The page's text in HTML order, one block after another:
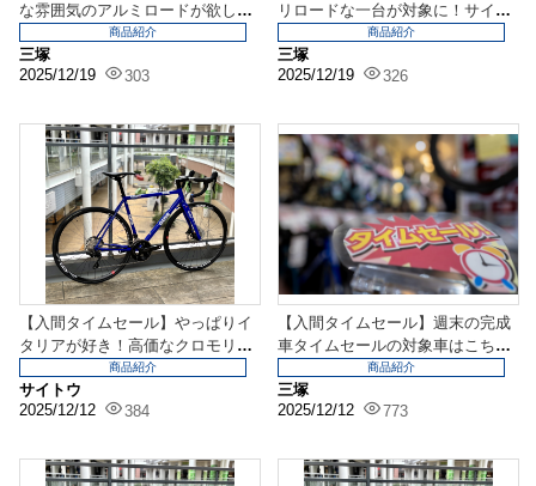
な雰囲気のアルミロードが欲しい
方は是非！黒か青か迷...
三塚
2025/12/19
303
商品紹介
リロードな一台が対象に！サイズ
が合えばお買い得...
三塚
2025/12/19
326
商品紹介
【入間タイムセール】やっぱりイ
タリアが好き！高価なクロモリデ
ィスクが特価‼
サイトウ
2025/12/12
384
商品紹介
【入間タイムセール】週末の完成
車タイムセールの対象車はこち
ら！12/13～12/...
三塚
2025/12/12
773
商品紹介